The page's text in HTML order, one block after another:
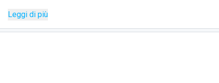
Il punto di forza della struttura è
in cui la tradizione incontra la modernità: assaggerai i
Leggi di più